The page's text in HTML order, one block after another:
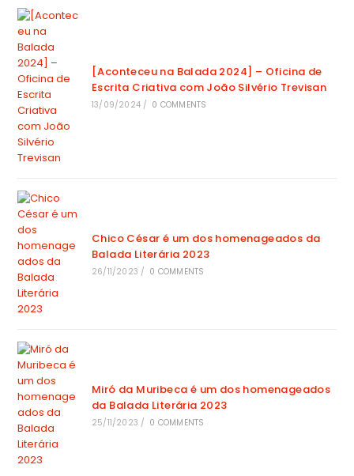
[Aconteceu na Balada 2024] – Oficina de
Escrita Criativa com João Silvério Trevisan
13/09/2024 / 0 COMMENTS
Chico César é um dos homenageados da
Balada Literária 2023
26/11/2023 / 0 COMMENTS
Miró da Muribeca é um dos homenageados
da Balada Literária 2023
25/11/2023 / 0 COMMENTS